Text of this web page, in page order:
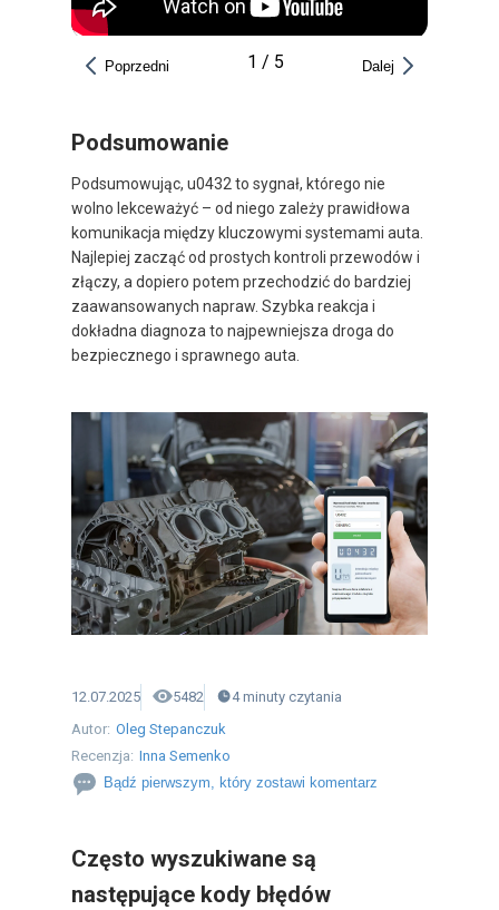
Poprzedni 1 / 5 Dalej
Podsumowanie
Podsumowując, u0432 to sygnał, którego nie
wolno lekceważyć – od niego zależy prawidłowa
komunikacja między kluczowymi systemami auta.
Najlepiej zacząć od prostych kontroli przewodów i
złączy, a dopiero potem przechodzić do bardziej
zaawansowanych napraw. Szybka reakcja i
dokładna diagnoza to najpewniejsza droga do
bezpiecznego i sprawnego auta.
12.07.2025 5482 4 minuty czytania
Autor: Oleg Stepanczuk
Recenzja: Inna Semenko
Bądź pierwszym, który zostawi komentarz
Często wyszukiwane są
następujące kody błędów